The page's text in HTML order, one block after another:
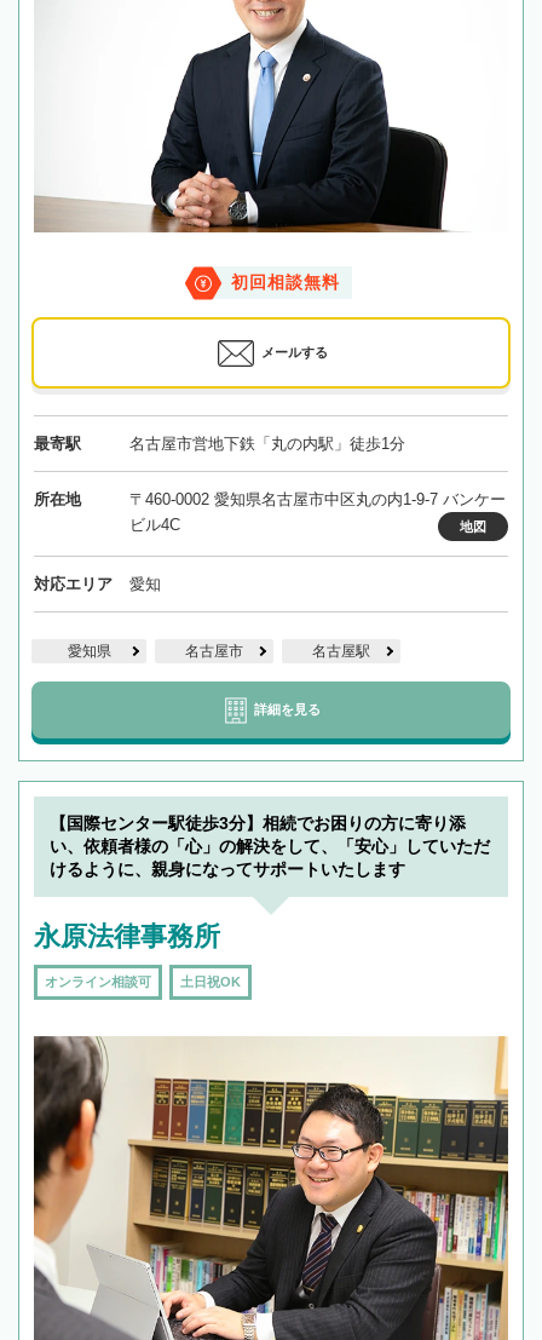
初回相談無料
メールする
最寄駅 名古屋市営地下鉄「丸の内駅」徒歩1分
所在地
〒460-0002 愛知県名古屋市中区丸の内1-9-7 バンケー
ビル4C
地図
対応エリア 愛知
愛知県 名古屋市 名古屋駅
詳細を見る
【国際センター駅徒歩3分】相続でお困りの方に寄り添
い、依頼者様の「心」の解決をして、「安心」していただ
けるように、親身になってサポートいたします
永原法律事務所
オンライン相談可 土日祝OK